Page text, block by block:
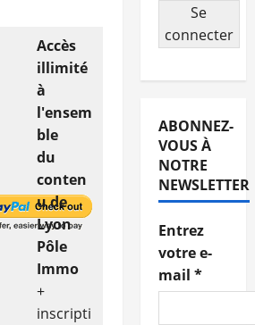
Accès
illimité
à
l'ensem
ble
du
conten
u de
Lyon
Pôle
Immo
+
inscripti
Se
connecter
ABONNEZ-
VOUS À
NOTRE
NEWSLETTER
Entrez
votre e-
mail *